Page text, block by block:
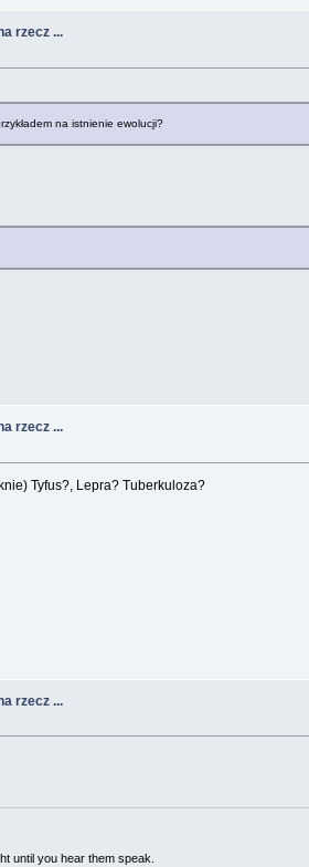
rzecz ...
na istnienie ewolucji?
rzecz ...
Tyfus?, Lepra? Tuberkuloza?
rzecz ...
until you hear them speak.